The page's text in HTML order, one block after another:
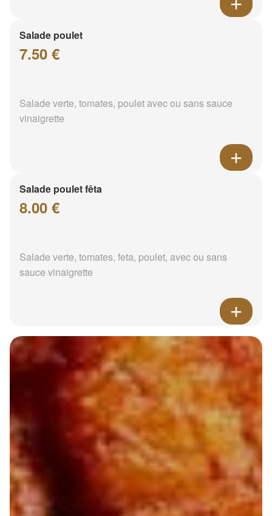
Salade poulet
7.50 €
Salade verte, tomates, poulet avec ou sans sauce
vinaigrette
Salade poulet fêta
8.00 €
Salade verte, tomates, feta, poulet, avec ou sans
sauce vinaigrette